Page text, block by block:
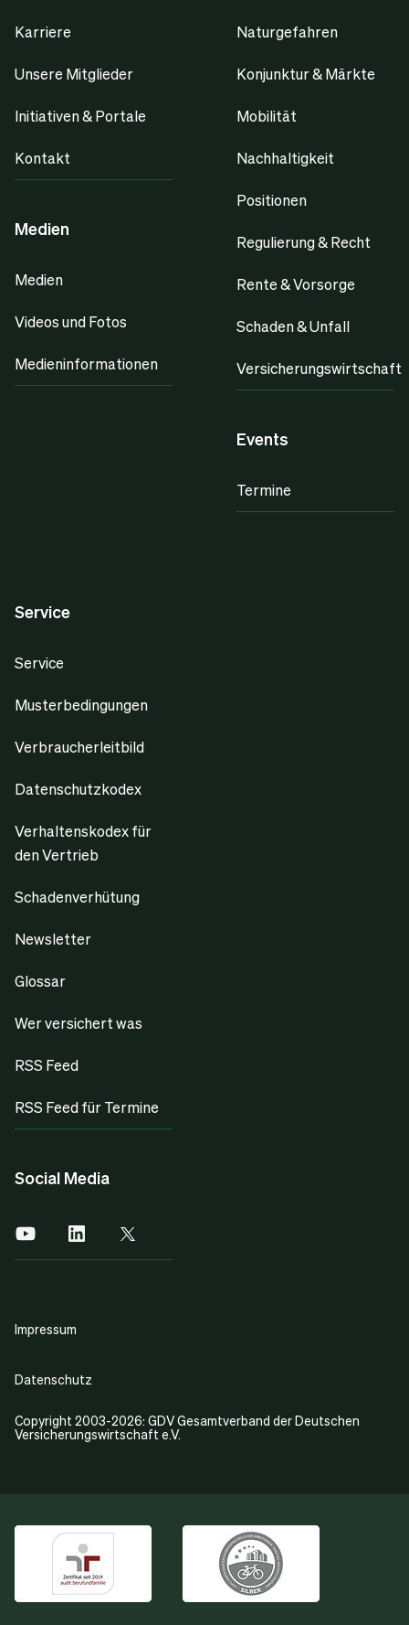
Karriere
Unsere Mitglieder
Initiativen & Portale
Kontakt
Medien
Medien
Videos und Fotos
Medieninformationen
Naturgefahren
Konjunktur & Märkte
Mobilität
Nachhaltigkeit
Positionen
Regulierung & Recht
Rente & Vorsorge
Schaden & Unfall
Versicherungswirtschaft
Events
Termine
Service
Service
Musterbedingungen
Verbraucherleitbild
Datenschutzkodex
Verhaltenskodex für
den Vertrieb
Schadenverhütung
Newsletter
Glossar
Wer versichert was
RSS Feed
RSS Feed für Termine
Social Media
Copyright 2003-2026: GDV Gesamtverband der Deutschen
Versicherungswirtschaft e.V.
Impressum
Datenschutz